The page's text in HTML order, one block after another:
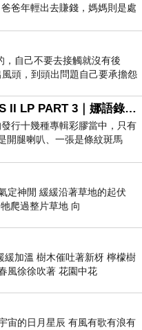
爸年輕出去賺錢，媽媽則是處
低貴賤，只有人品才
自己不要去接觸就沒有後
頭，到頭出問題自己要承擔怨
CONFESSIONS II LP PART 3｜娜語錄II LP PART 3
行十幾種專輯彩膠當中，只有
開腿喇叭、一張是條紋斑馬
澳洲商店AU STORE
定神閒 緩緩沿著草地的起伏
爬過整片草地 向
緩加溫 樹木催吐著新枒 檸檬樹
風徐徐吹著 花園中花
宙的日月星辰 有風有歌有浪有